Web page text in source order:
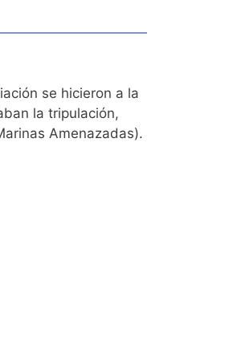
se hicieron a la
la tripulación,
Amenazadas).